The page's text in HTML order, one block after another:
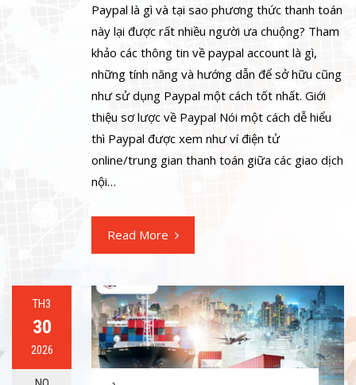
Paypal là gì và tại sao phương thức thanh toán
này lại được rất nhiều người ưa chuộng? Tham
khảo các thông tin về paypal account là gì,
những tính năng và hướng dẫn để sở hữu cũng
như sử dụng Paypal một cách tốt nhất. Giới
thiệu sơ lược về Paypal Nói một cách dễ hiểu
thì Paypal được xem như ví điện tử
online/trung gian thanh toán giữa các giao dịch
nội…
Read More
TH3
30
2026